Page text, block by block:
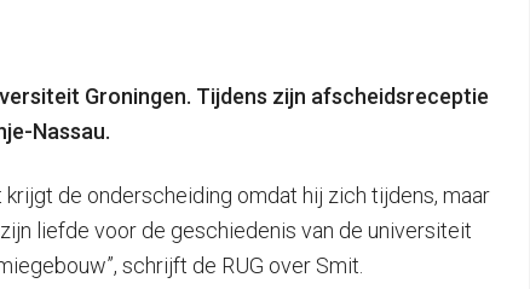
Groningen. Tijdens zijn afscheidsreceptie
Nassau.
de onderscheiding omdat hij zich tijdens, maar
liefde voor de geschiedenis van de universiteit
schrijft de RUG over Smit.